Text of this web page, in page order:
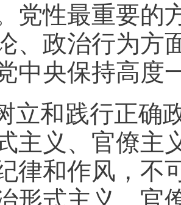
党性最重要的
、政治行为方
中央保持高度
立和践行正确
主义、官僚主
律和作风，不
形式主义、官